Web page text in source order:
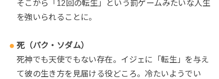
そこから「12回の転生」という罰ゲームみたいな人生
を強いられることに。
死（パク・ソダム）
死神でも天使でもない存在。イジェに「転生」を与え
て彼の生き方を見届ける役どころ。冷たいようでい